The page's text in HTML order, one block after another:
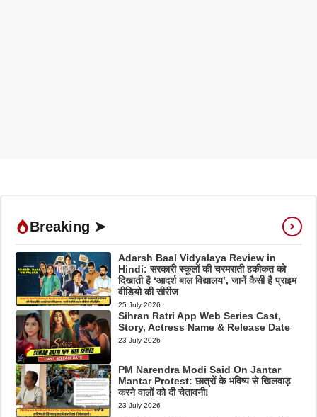
Breaking ➤
Adarsh Baal Vidyalaya Review in
Hindi: सरकारी स्कूलों की चरमराती हकीकत को
दिखाती है ‘आदर्श बाल विद्यालय’, जानें कैसी है प्राइम
वीडियो की सीरीज
25 July 2026
Sihran Ratri App Web Series Cast,
Story, Actress Name & Release Date
23 July 2026
PM Narendra Modi Said On Jantar
Mantar Protest: छात्रों के भविष्य से खिलवाड़
करने वालों को दी चेतावनी!
23 July 2026